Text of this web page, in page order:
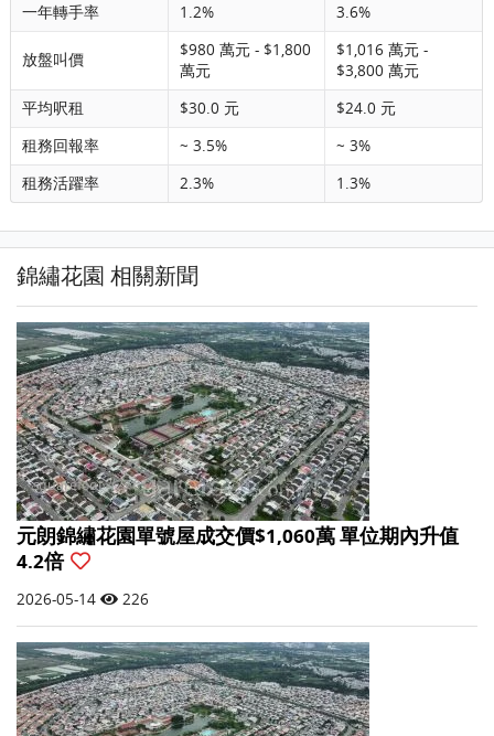
一年轉手率
1.2% 3.6%
放盤叫價
$980 萬元 - $1,800
萬元
$1,016 萬元 -
$3,800 萬元
平均呎租
$30.0 元
$24.0 元
租務回報率
~ 3.5%
~ 3%
租務活躍率
2.3% 1.3%
錦繡花園 相關新聞
元朗錦繡花園單號屋成交價$1,060萬 單位期內升值
4.2倍
2026-05-14 226